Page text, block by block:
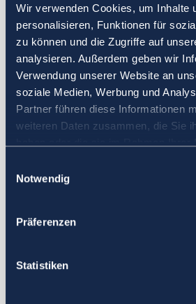
Wir verwenden Cookies, um Inhalte
personalisieren, Funktionen für
zu können und die Zugriffe auf
analysieren. Außerdem geben wir
Verwendung unserer Website an
soziale Medien, Werbung und
Partner führen diese Informationen
weiteren Daten zusammen, die Sie
Notwendig
Präferenzen
Statistiken